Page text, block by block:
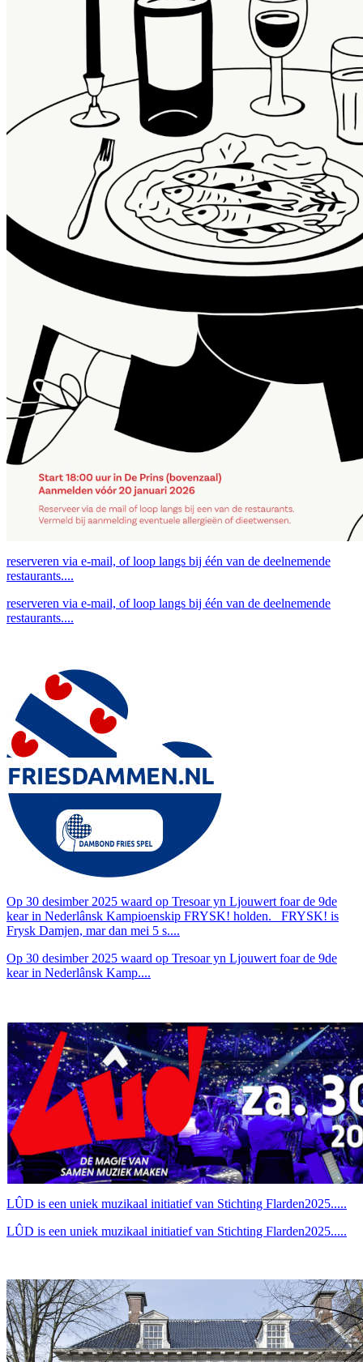
reserveren via e-mail, of loop langs bij één van de deelnemende
restaurants....
reserveren via e-mail, of loop langs bij één van de deelnemende
restaurants....
Op 30 desimber 2025 waard op Tresoar yn Ljouwert foar de 9de
kear in Nederlânsk Kampioenskip FRYSK! holden. FRYSK! is
Frysk Damjen, mar dan mei 5 s....
Op 30 desimber 2025 waard op Tresoar yn Ljouwert foar de 9de
kear in Nederlânsk Kamp....
LÛD is een uniek muzikaal initiatief van Stichting Flarden2025.....
LÛD is een uniek muzikaal initiatief van Stichting Flarden2025.....